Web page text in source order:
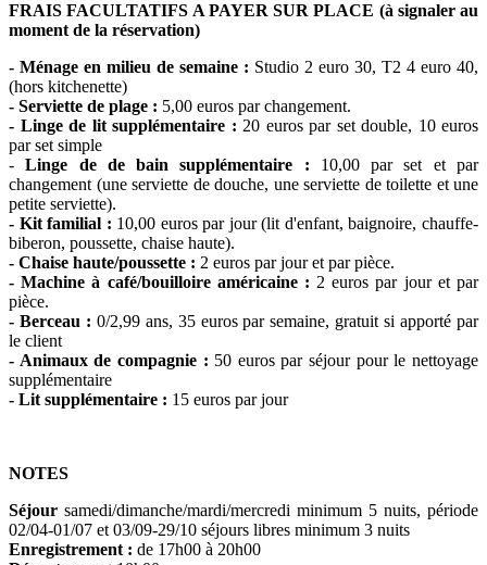
FRAIS FACULTATIFS A PAYER SUR PLACE (à signaler au
moment de la réservation)
- Ménage en milieu de semaine : Studio 2 euro 30, T2 4 euro 40,
(hors kitchenette)
- Serviette de plage : 5,00 euros par changement.
- Linge de lit supplémentaire : 20 euros par set double, 10 euros
par set simple
-Linge de de bain supplémentaire : 10,00 par set et par
changement (une serviette de douche, une serviette de toilette et une
petite serviette).
- Kit familial : 10,00 euros par jour (lit d'enfant, baignoire, chauffe-
biberon, poussette, chaise haute).
- Chaise haute/poussette : 2 euros par jour et par pièce.
- Machine à café/bouilloire américaine : 2 euros par jour et par
pièce.
- Berceau : 0/2,99 ans, 35 euros par semaine, gratuit si apporté par
le client
- Animaux de compagnie : 50 euros par séjour pour le nettoyage
supplémentaire
- Lit supplémentaire : 15 euros par jour
NOTES
Séjour samedi/dimanche/mardi/mercredi minimum 5 nuits, période
02/04-01/07 et 03/09-29/10 séjours libres minimum 3 nuits
Enregistrement : de 17h00 à 20h00